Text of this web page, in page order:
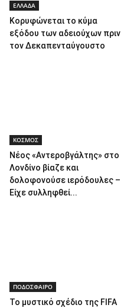
ΕΛΛΑΔΑ
Κορυφώνεται το κύμα
εξόδου των αδειούχων πριν
τον Δεκαπενταύγουστο
ΚΟΣΜΟΣ
Νέος «Αντεροβγάλτης» στο
Λονδίνο βίαζε και
δολοφονούσε ιερόδουλες –
Είχε συλληφθεί...
ΠΟΔΟΣΦΑΙΡΟ
Το μυστικό σχέδιο της FIFA